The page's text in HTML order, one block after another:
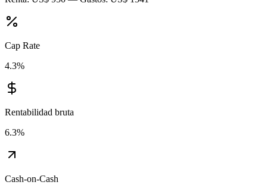
Cap Rate
4.3%
Rentabilidad bruta
6.3%
Cash-on-Cash